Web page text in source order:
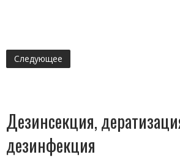
Следующее
Дезинсекция,
дезинфекция